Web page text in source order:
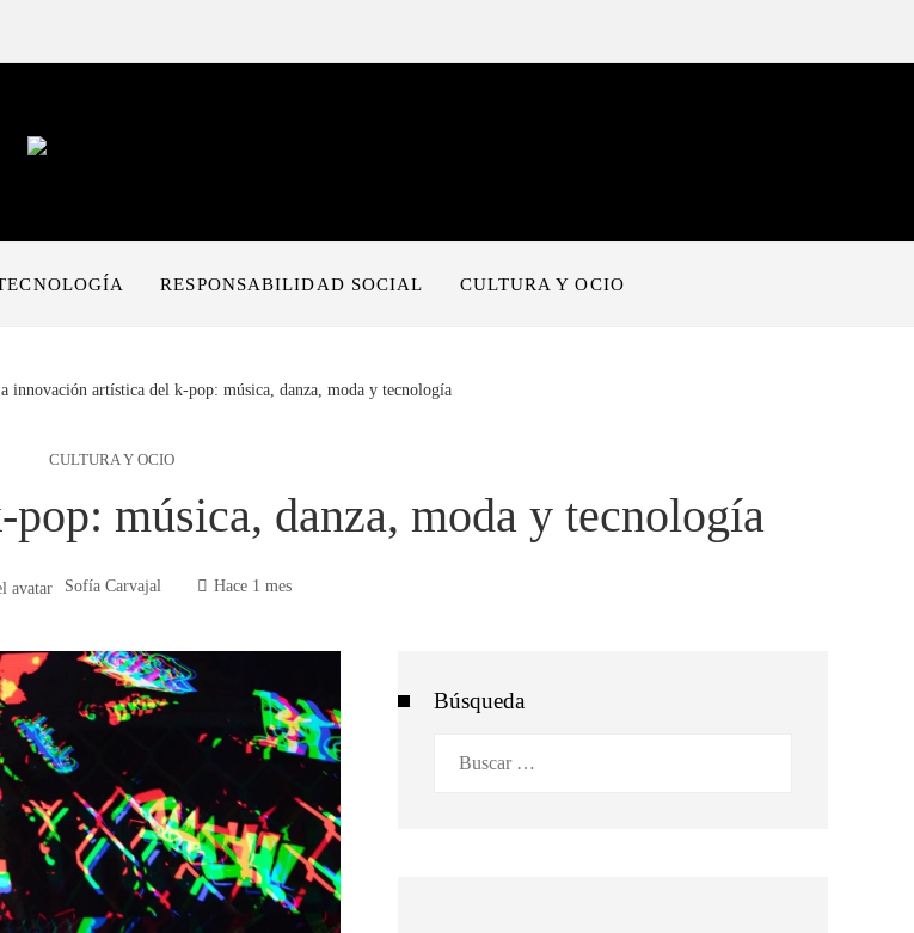
RESPONSABILIDAD SOCIAL CULTURA Y OCIO
innovación artística del k-pop: música, danza, moda y tecnología
CULTURA Y OCIO
música, danza, moda y tecnología
Sofía Carvajal Hace 1 mes
Búsqueda